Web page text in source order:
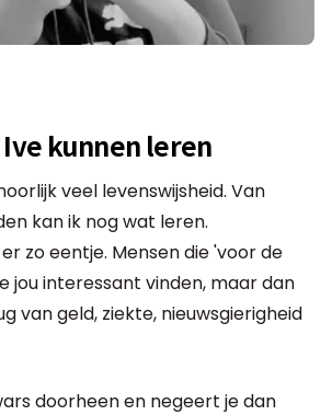
kunnen leren
veel levenswijsheid. Van
kan ik nog wat leren.
zo eentje. Mensen die 'voor de
jou interessant vinden, maar dan
van geld, ziekte, nieuwsgierigheid
doorheen en negeert je dan